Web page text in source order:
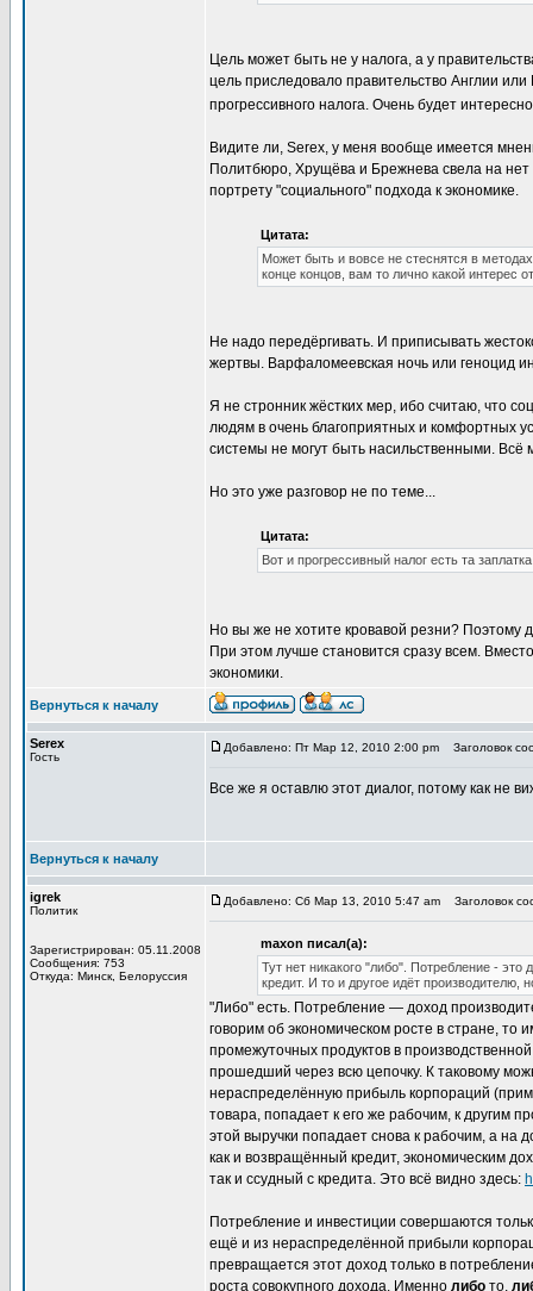
Цель может быть не у налога, а у
цель приследовало правительство Англии
прогрессивного налога. Очень будет
Видите ли, Serex, у меня вообще имеется
Политбюро, Хрущёва и Брежнева свела на
портрету "социального" подхода к экономике.
Цитата:
Может быть и вовсе не стеснятся в
конце концов, вам то лично какой интерес
Не надо передёргивать. И приписывать
жертвы. Варфаломеевская ночь или геноцид
Я не стронник жёстких мер, ибо считаю, что
людям в очень благоприятных и комфортных
системы не могут быть насильственными.
Но это уже разговор не по теме...
Цитата:
Вот и прогрессивный налог есть та
Но вы же не хотите кровавой резни? Поэтому
При этом лучше становится сразу всем.
экономики.
Вернуться к началу
Serex
Гость
Добавлено: Пт Мар 12, 2010 2:00 pm Заголовок
Все же я оставлю этот диалог, потому как не
Вернуться к началу
igrek
Политик
Зарегистрирован: 05.11.2008
Сообщения: 753
Откуда: Минск, Белоруссия
Добавлено: Сб Мар 13, 2010 5:47 am Заголовок
maxon писал(а):
Тут нет никакого "либо". Потребление -
кредит. И то и другое идёт производителю,
"Либо" есть. Потребление — доход
говорим об экономическом росте в стране, то
промежуточных продуктов в
прошедший через всю цепочку. К таковому
нераспределённую прибыль корпораций
товара, попадает к его же рабочим, к другим
этой выручки попадает снова к рабочим, а на
как и возвращённый кредит, экономическим
так и ссудный с кредита. Это всё видно здесь:
Потребление и инвестиции совершаются
ещё и из нераспределённой прибыли
превращается этот доход только в
роста совокупного дохода. Именно либо то,